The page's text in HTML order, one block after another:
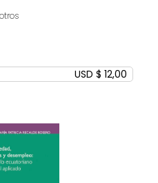
USD $ 12,00